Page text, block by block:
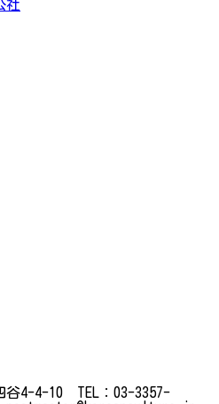
社
谷4-4-10 TEL：03-3357-